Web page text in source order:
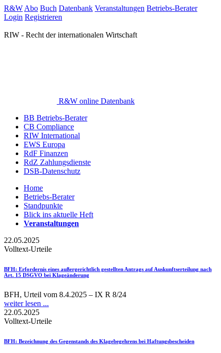
R&W Abo Buch Datenbank Veranstaltungen Betriebs-Berater
Login Registrieren
RIW - Recht der internationalen Wirtschaft
R&W online Datenbank
BB Betriebs-Berater
CB Compliance
RIW International
EWS Europa
RdF Finanzen
RdZ Zahlungsdienste
DSB-Datenschutz
Home
Betriebs-Berater
Standpunkte
Blick ins aktuelle Heft
Veranstaltungen
22.05.2025
Volltext-Urteile
BFH: Erfordernis eines außergerichtlich gestellten Antrags auf Auskunftserteilung nach
Art. 15 DSGVO bei Klageänderung
BFH, Urteil vom 8.4.2025 – IX R 8/24
weiter lesen ...
22.05.2025
Volltext-Urteile
BFH: Bezeichnung des Gegenstands des Klagebegehrens bei Haftungsbescheiden